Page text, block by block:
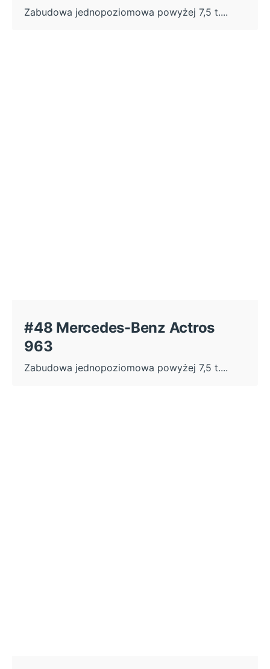
Zabudowa jednopoziomowa powyżej 7,5 t....
#48 Mercedes-Benz Actros
963
Zabudowa jednopoziomowa powyżej 7,5 t....